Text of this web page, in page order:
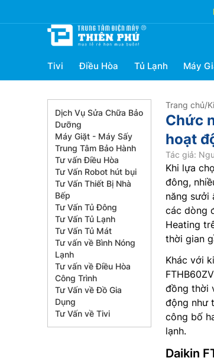
Tivi Điều Hòa Tủ Lạnh Máy
Dịch Vụ Sửa Chữa Bảo
Dưỡng
Máy Giặt - Máy Sấy
Trung Tâm Bảo Hành
Tư vấn Điều Hòa
Tư Vấn Robot hút bụi
Tư Vấn Thiết Bị Nhà
Bếp
Tư Vấn Tủ Đông
Tư Vấn Tủ Lạnh
Tư Vấn Tủ Mát
Tư vấn về Bình Nóng
Lạnh
Tư vấn về Điều Hòa
Công Trình
Tư Vấn về Đồ Gia
Dụng
Tư Vấn về Tivi
Trang chủ/
Chức
hoạt
Tác giả:
Khi lựa
đông,
năng sưởi
các dòng
Heating
thời gian
Khác với
đồng thời
động như
công bố
lạnh.
Daikin